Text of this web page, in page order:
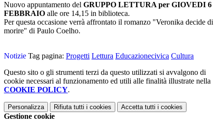
Nuovo appuntamento del GRUPPO LETTURA per GIOVEDI 6
FEBBRAIO alle ore 14,15 in biblioteca.
Per questa occasione verrà affrontato il romanzo "Veronika decide di
morire" di Paulo Coelho.
Notizie Tag pagina: Progetti Lettura Educazionecivica Cultura
Questo sito o gli strumenti terzi da questo utilizzati si avvalgono di
cookie necessari al funzionamento ed utili alle finalità illustrate nella
COOKIE POLICY.
Personalizza Rifiuta tutti i cookies Accetta tutti i cookies
Gestione cookie